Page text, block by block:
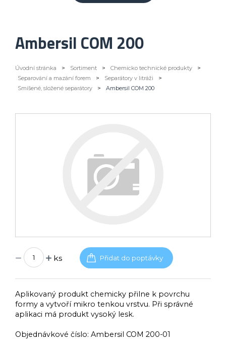
Ambersil COM 200
Úvodní stránka > Sortiment > Chemicko technické produkty
>
Separování a mazání forem
> Separátory v litráži
>
Smíšené, složené separátory
> Ambersil COM 200
ks
Aplikovaný produkt chemicky přilne k povrchu
formy a vytvoří mikro tenkou vrstvu. Při správné
aplikaci má produkt vysoký lesk.
Objednávkové číslo: Ambersil COM 200-01